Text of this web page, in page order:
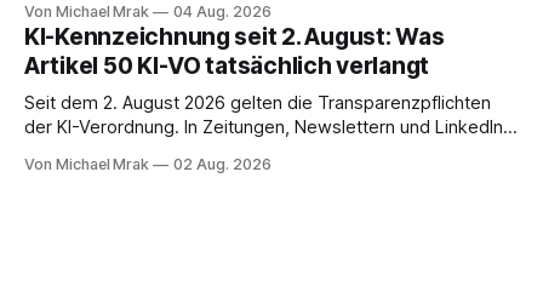
über zehn Jahre Datenschutzbeauftragte bei eBay und hat
zum Thema Meinungsfreiheit promoviert. Das Gespräch ist
inhaltlich dichter als die meisten Kurzinterviews zum Thema
und beantwortet einige Fragen,
Von Michael Mrak 04 Aug. 2026
KI-Kennzeichnung seit 2. August: Was
Artikel 50 KI-VO tatsächlich verlangt
Seit dem 2. August 2026 gelten die Transparenzpflichten
der KI-Verordnung. In Zeitungen, Newslettern und LinkedIn-
trotzdem falsch ist: Ab jetzt müsse alles gekennzeichnet
Von Michael Mrak 02 Aug. 2026